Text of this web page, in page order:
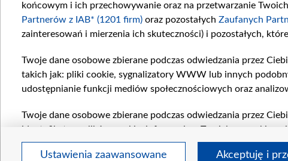
końcowym i ich przechowywanie oraz na przetwarzanie
Partnerów z IAB* (1201 firm) oraz pozostałych Zaufanych
zainteresowań i mierzenia ich skuteczności) i pozostałych,
Twoje dane osobowe zbierane podczas odwiedzania przez
takich jak: pliki cookie, sygnalizatory WWW lub innych
udostępnianie funkcji mediów społecznościowych oraz
Twoje dane osobowe zbierane podczas odwiedzania przez
identyfikatory plików cookie, informacje o Twoich
pozostałychZaufanych Partnerów TVP
dla realizacji
wyboru spersonalizowanych reklam, tworzenia profilu
Ustawienia zaawansowane Akceptuję i